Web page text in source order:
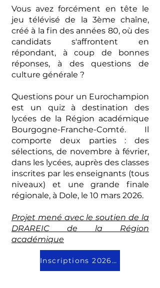
Vous avez forcément en tête le
jeu télévisé de la 3ème chaîne,
créé à la fin des années 80, où des
candidats s'affrontent en
répondant, à coup de bonnes
réponses, à des questions de
culture générale ?
Questions pour un Eurochampion
est un quiz à destination des
lycées de la Région académique
Bourgogne-Franche-Comté. Il
comporte deux parties : des
sélections, de novembre à février,
dans les lycées, auprès des classes
inscrites par les enseignants (tous
niveaux) et une grande finale
régionale, à Dole, le 10 mars 2026.
Projet mené avec le soutien de la
DRAREIC de la Région
académique
Inscriptions 2026-27